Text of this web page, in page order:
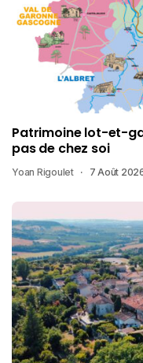
Patrimoine lot-et-
pas de chez soi
Yoan Rigoulet 7 Août